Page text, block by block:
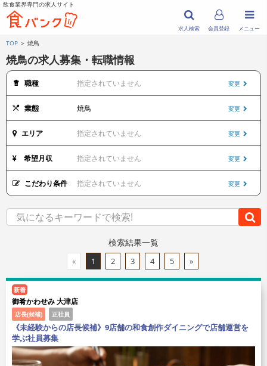
飲食業界専門の求人サイト
メニュー
求人検索 会員登録
TOP ＞ 焼鳥
焼鳥の求人募集・転職情報
職種 指定されていません 変更
業態 焼鳥 変更
エリア 指定されていません 変更
希望月収 指定されていません 変更
こだわり条件 指定されていません 変更
検索結果一覧
« 1 2 3 4 5 »
新着
御肴かわせみ 大津店
店長(候補) 正社員
《未経験からの店長候補》9店舗の和食創作ダイニングで店舗運営を
学ぶ社員募集